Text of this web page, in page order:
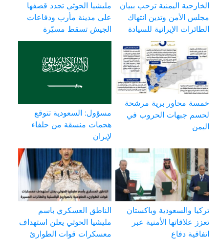
الخارجية اليمنية ترحب ببيان
مجلس الأمن وتدين انتهاك
الطائرات الإيرانية للسيادة
مليشيا الحوثي تجدد قصفها
على مدينة مأرب ودفاعات
الجيش تسقط مسيّرة
خمسة محاور برية مرشحة
لحسم جبهات الحروب في
اليمن
مسؤول: السعودية تتوقع
هجمات منسقة من حلفاء
لإيران
تركيا والسعودية وباكستان
تعزز علاقاتها الأمنية عبر
اتفاقية دفاع
الناطق العسكري باسم
مليشيا الحوثي يعلن استهداف
معسكرات قوات الطوارئ